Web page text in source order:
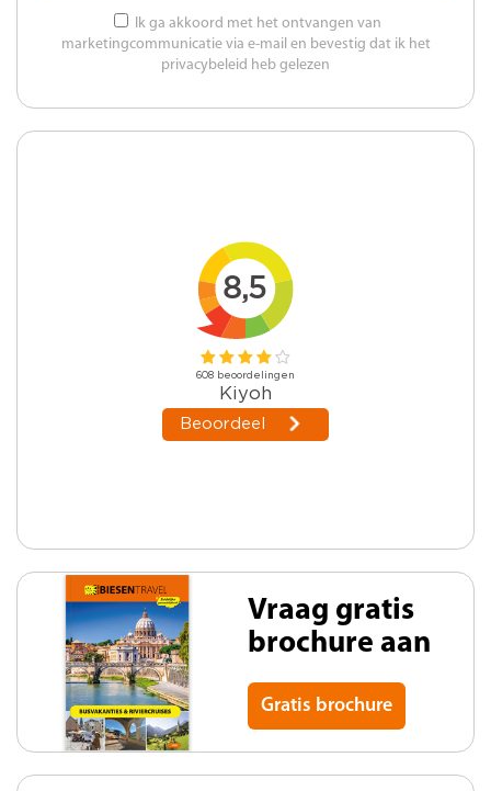
Ik ga akkoord met het ontvangen van
marketingcommunicatie via e-mail en bevestig dat ik het
privacybeleid heb gelezen
Vraag gratis
brochure aan
Gratis brochure